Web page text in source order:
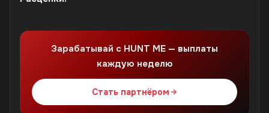
Зарабатывай с HUNT ME — выплаты
каждую неделю
Стать партнёром